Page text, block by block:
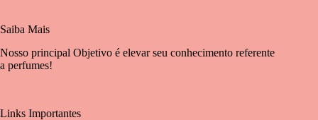
Saiba Mais
Nosso principal Objetivo é elevar seu conhecimento referente
a perfumes!
Links Importantes